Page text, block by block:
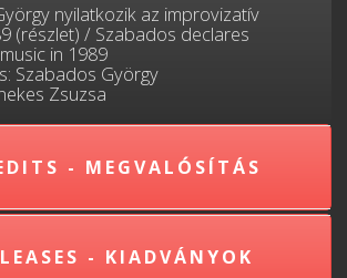
nyilatkozik az improvizatív
(részlet) / Szabados declares
music in 1989
Szabados György
Zsuzsa
- MEGVALÓSÍTÁS
- KIADVÁNYOK